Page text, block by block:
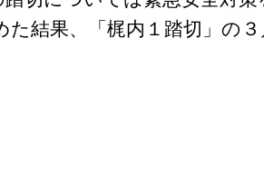
結果、「梶内１踏切」の